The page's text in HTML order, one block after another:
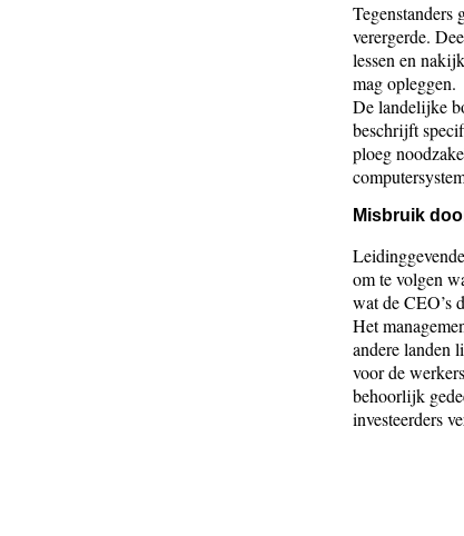
Tegenstanders
verergerde.
lessen en
mag opleggen.
De landelijke
beschrijft
ploeg
Misbruik
om te volgen
wat de CEO’s
Het
andere landen
voor de
behoorlijk
investeerders